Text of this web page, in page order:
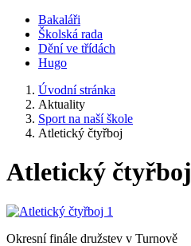
Bakaláři
Školská rada
Dění ve třídách
Hugo
Úvodní stránka
Aktuality
Sport na naší škole
Atletický čtyřboj
Atletický čtyřboj
Okresní finále družstev v Turnově